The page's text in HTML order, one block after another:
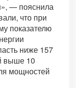
— пояснила
что при
показателю
ниже 157
выше 10
мощностей